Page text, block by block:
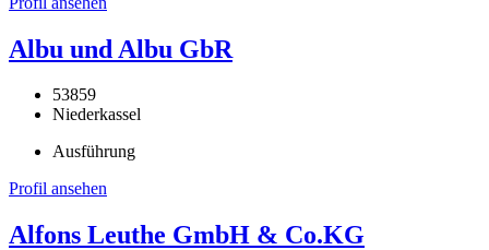
Albu und Albu GbR
53859
Niederkassel
Ausführung
Profil ansehen
Alfons Leuthe GmbH & Co.KG